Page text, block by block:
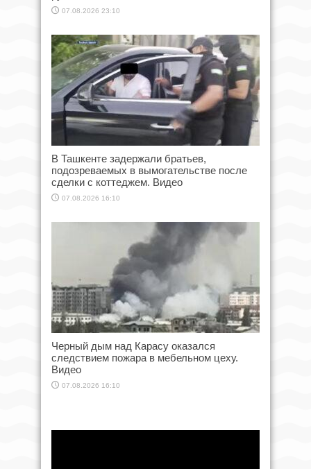
07.08.2026 23:10
В Ташкенте задержали братьев,
подозреваемых в вымогательстве после
сделки с коттеджем. Видео
07.08.2026 16:10
Черный дым над Карасу оказался
следствием пожара в мебельном цеху.
Видео
07.08.2026 16:10